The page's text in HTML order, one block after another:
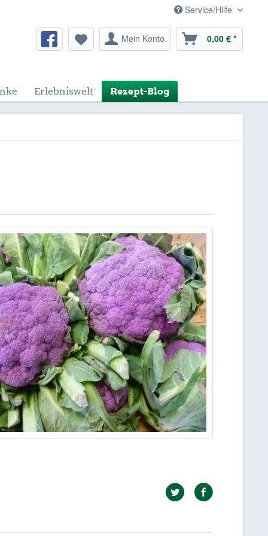
Service/Hilfe
Mein Konto 0,00 € *
Erlebniswelt Rezept-Blog